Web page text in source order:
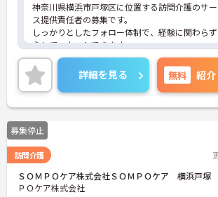
神奈川県横浜市戸塚区に位置する訪問介護のサ
ス提供責任者の募集です。
しっかりとしたフォロー体制で、経験に関わらず
心してスタートできます。
また年間休日115日もありプライベートとの両立
目指す方におすすめの環境です◎
賞与があり、さらに各種手当も充実しているのは
しいポイントです◎
こちらの求人にご興味がございましたら面接の
ントもお伝えしますので是非ご応募お待ちしてお
ます。
詳細を見る 無料 紹介
募集停止
訪問介護
ＳＯＭＰＯケア株式会社ＳＯＭＰＯケア 横浜戸塚
ＰＯケア株式会社